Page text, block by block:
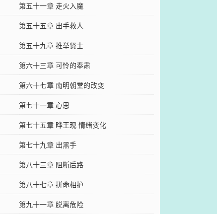
第五十一章 走火入魔
第五十五章 出手救人
第五十九章 推举贤士
第六十三章 可怜的奉肃
第六十七章 南明朝堂的改变
第七十一章 心思
第七十五章 晔王现 情绪变化
第七十九章 出黑手
第八十三章 阻断后路
第八十七章 拼命相护
第九十一章 脱离危险